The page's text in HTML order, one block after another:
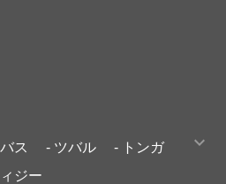
ス - ツバル
- トンガ
ジー